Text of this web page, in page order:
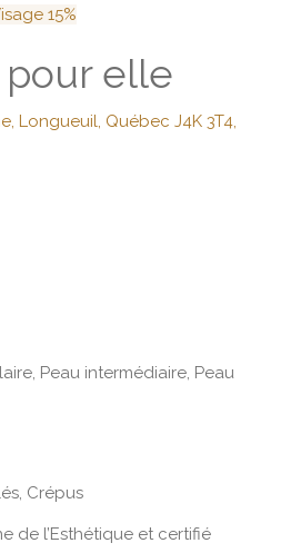
15%
pour elle
Longueuil, Québec J4K 3T4,
Peau intermédiaire, Peau
Crépus
de l’Esthétique et certifié